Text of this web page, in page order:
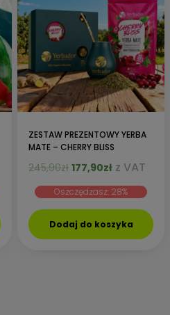
ZESTAW PREZENTOWY YERBA
MATE – CHERRY BLISS
245,90zł Pierwotna
wynosiła:
245,90zł.
177,90złAktualna
wynosi:
177,90zł.
z VAT
Oszczędzasz: 28%
Dodaj do koszyka